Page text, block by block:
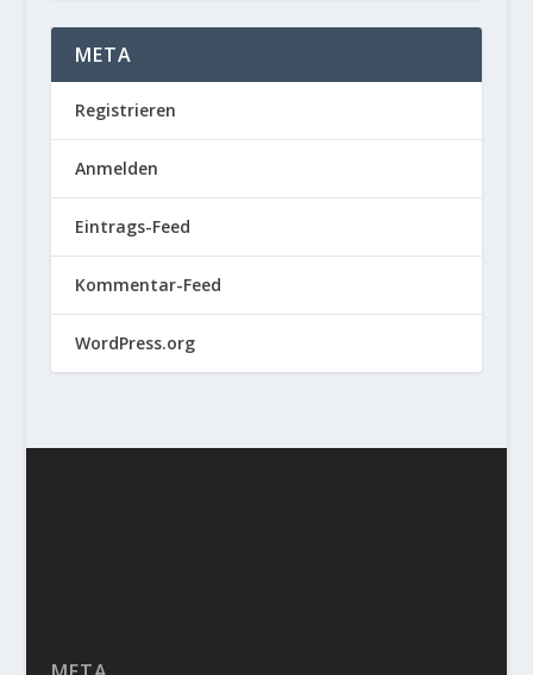
META
Registrieren
Anmelden
Eintrags-Feed
Kommentar-Feed
WordPress.org